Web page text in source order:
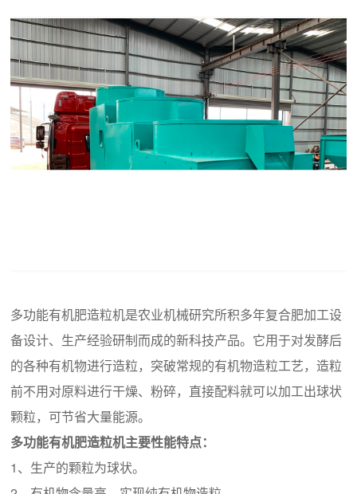
多功能有机肥造粒机是农业机械研究所积多年复合肥加工设
备设计、生产经验研制而成的新科技产品。它用于对发酵后
的各种有机物进行造粒，突破常规的有机物造粒工艺，造粒
前不用对原料进行干燥、粉碎，直接配料就可以加工出球状
颗粒，可节省大量能源。
多功能有机肥造粒机主要性能特点：
1、生产的颗粒为球状。